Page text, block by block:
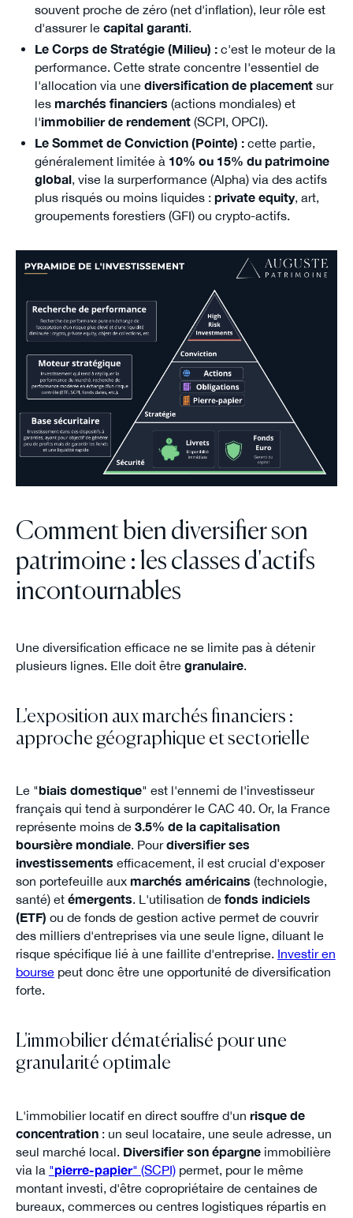
souvent proche de zéro (net d'inflation), leur rôle est
d'assurer le capital garanti.
Le Corps de Stratégie (Milieu) :c'est le moteur de la
performance. Cette strate concentre l'essentiel de
l'allocation via une diversification de placementsur
les marchés financiers (actions mondiales) et
l'immobilier de rendement(SCPI, OPCI).
Le Sommet de Conviction (Pointe) :cette partie,
généralement limitée à 10% ou 15% du patrimoine
global, vise la surperformance (Alpha) via des actifs
plus risqués ou moins liquides : private equity, art,
groupements forestiers (GFI) ou crypto-actifs.
Comment bien diversifier son
patrimoine : les classes d'actifs
incontournables
Une diversification efficace ne se limite pas à détenir
plusieurs lignes. Elle doit être granulaire.
L'exposition aux marchés financiers :
approche géographique et sectorielle
Le "biais domestique" est l'ennemi de l'investisseur
français qui tend à surpondérer le CAC 40. Or, la France
représente moins de 3.5% de la capitalisation
boursière mondiale. Pourdiversifier ses
investissements efficacement, il est crucial d'exposer
son portefeuille aux marchés américains (technologie,
santé) et émergents. L'utilisation de fonds indiciels
(ETF) ou de fonds de gestion active permet de couvrir
des milliers d'entreprises via une seule ligne, diluant le
risque spécifique lié à une faillite d'entreprise. Investir en
boursepeut donc être une opportunité de diversification
forte.
L'immobilier dématérialisé pour une
granularité optimale
L'immobilier locatif en direct souffre d'un risque de
concentration: un seul locataire, une seule adresse, un
seul marché local. Diversifier son épargneimmobilière
via la "pierre-papier" (SCPI)permet, pour le même
montant investi, d'être copropriétaire de centaines de
bureaux, commerces ou centres logistiques répartis en